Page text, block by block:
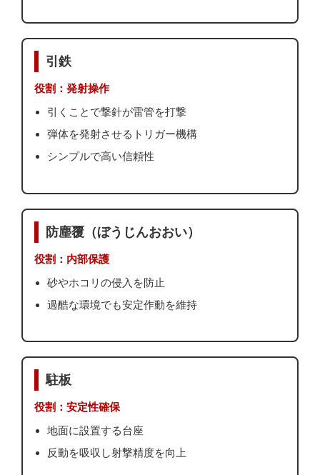
引鉄
役割：発射操作
引くことで撃針が雷管を打撃
弾体を発射させるトリガー機構
シンプルで高い信頼性
防塵覆（ぼうじんおおい）
役割：内部保護
砂やホコリの侵入を防止
過酷な環境でも安定作動を維持
駐板
役割：安定性確保
地面に設置する台座
反動を吸収し射撃精度を向上